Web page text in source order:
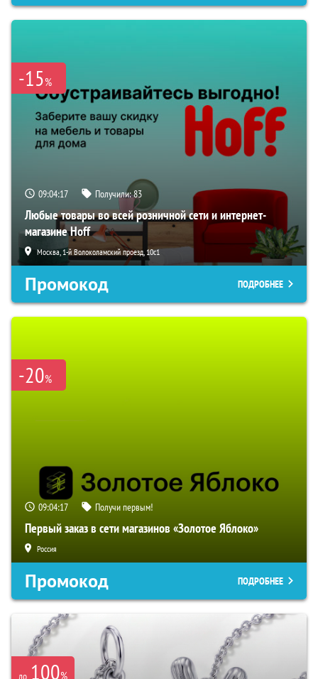
-15%
09:04:16 Получили:83
Любые товары во всей розничной сети и интернет-
магазине Hoff
Москва, 1-й Волоколамский проезд, 10с1
Промокод ПОДРОБНЕЕ
-20%
09:04:16 Получи первым!
Первый заказ в сети магазинов «Золотое Яблоко»
Россия
Промокод ПОДРОБНЕЕ
до 100%